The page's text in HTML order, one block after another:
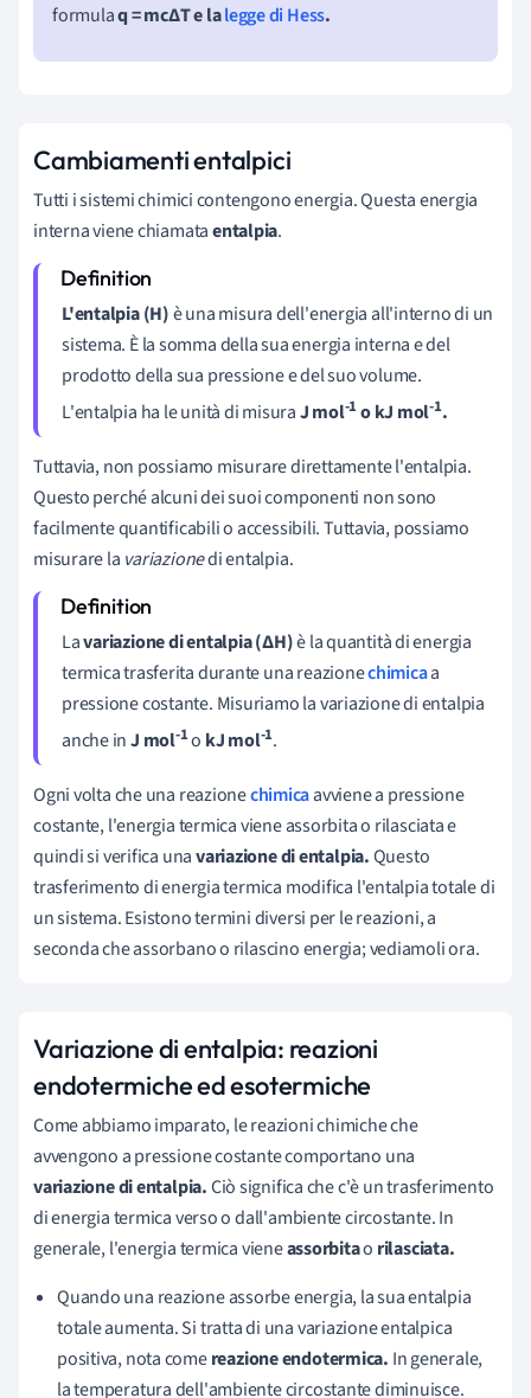
formulaq = mc∆T e lalegge di Hess.
Cambiamenti entalpici
Tutti i sistemi chimici contengono energia. Questa energia
interna viene chiamataentalpia.
L'entalpia (H)è una misura dell'energia all'interno di un
sistema. È la somma della sua energia interna e del
prodotto della sua pressione e del suo volume.
L'entalpia ha le unità di misuraJ mol-1o kJ mol-1.
Tuttavia, non possiamo misurare direttamente l'entalpia.
Questo perché alcuni dei suoi componenti non sono
facilmente quantificabili o accessibili. Tuttavia, possiamo
misurare la variazionedi entalpia.
Lavariazione di entalpia (∆H)è la quantità di energia
termica trasferita durante una reazionechimicaa
pressione costante. Misuriamo la variazione di entalpia
anche inJ mol-1o kJ mol-1.
Ogni volta che una reazionechimicaavviene a pressione
costante, l'energia termica viene assorbita o rilasciata e
quindi si verifica unavariazione di entalpia.Questo
trasferimento di energia termica modifica l'entalpia totale di
un sistema. Esistono termini diversi per le reazioni, a
seconda che assorbano o rilascino energia; vediamoli ora.
Variazione di entalpia: reazioni
endotermiche ed esotermiche
Come abbiamo imparato, le reazioni chimiche che
avvengono a pressione costante comportano una
variazione di entalpia.Ciò significa che c'è un trasferimento
di energia termica verso o dall'ambiente circostante. In
generale, l'energia termica vieneassorbitao rilasciata.
Quando una reazione assorbe energia, la sua entalpia
totale aumenta. Si tratta di una variazione entalpica
positiva, nota comereazione endotermica. In generale,
la temperatura dell'ambiente circostante diminuisce.